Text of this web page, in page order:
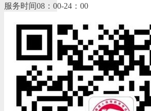
服务时间08：00-24：00